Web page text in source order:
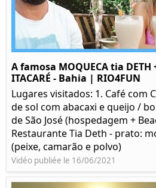
A famosa MOQUECA tia DETH
ITACARÉ - Bahia | RIO4FUN
Lugares visitados: 1. Café com
de sol com abacaxi e queijo /
de São José (hospedagem +
Restaurante Tia Deth - prato:
(peixe, camarão e polvo)
Vidéo publiée le 16/06/2021